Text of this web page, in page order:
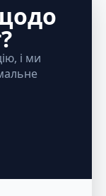
і ми